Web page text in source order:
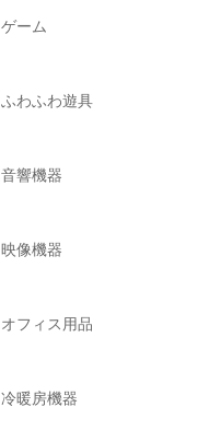
ゲーム
ふわふわ遊具
音響機器
映像機器
オフィス用品
冷暖房機器